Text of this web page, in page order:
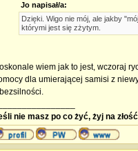
Jo napisał/a:
Dzięki. Wigo nie mój, ale jakby
którymi jest się zżytym.
wiem jak to jest, wczoraj
dla umierającej samisi z
nie masz po co żyć, żyj na